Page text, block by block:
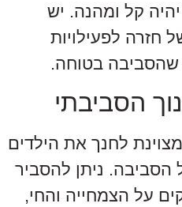
קל ומהנה. יש
חזרה לפעילויות
בטוחה.
הסביבתי
לחנך את הילדים
ניתן להסביר
על הצמחייה והחי,